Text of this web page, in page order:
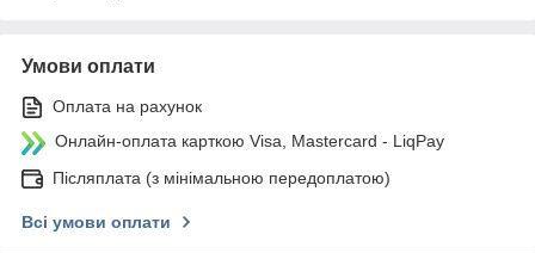
Умови оплати
Оплата на рахунок
Онлайн-оплата карткою Visa, Mastercard - LiqPay
Післяплата (з мінімальною передоплатою)
Всі умови оплати